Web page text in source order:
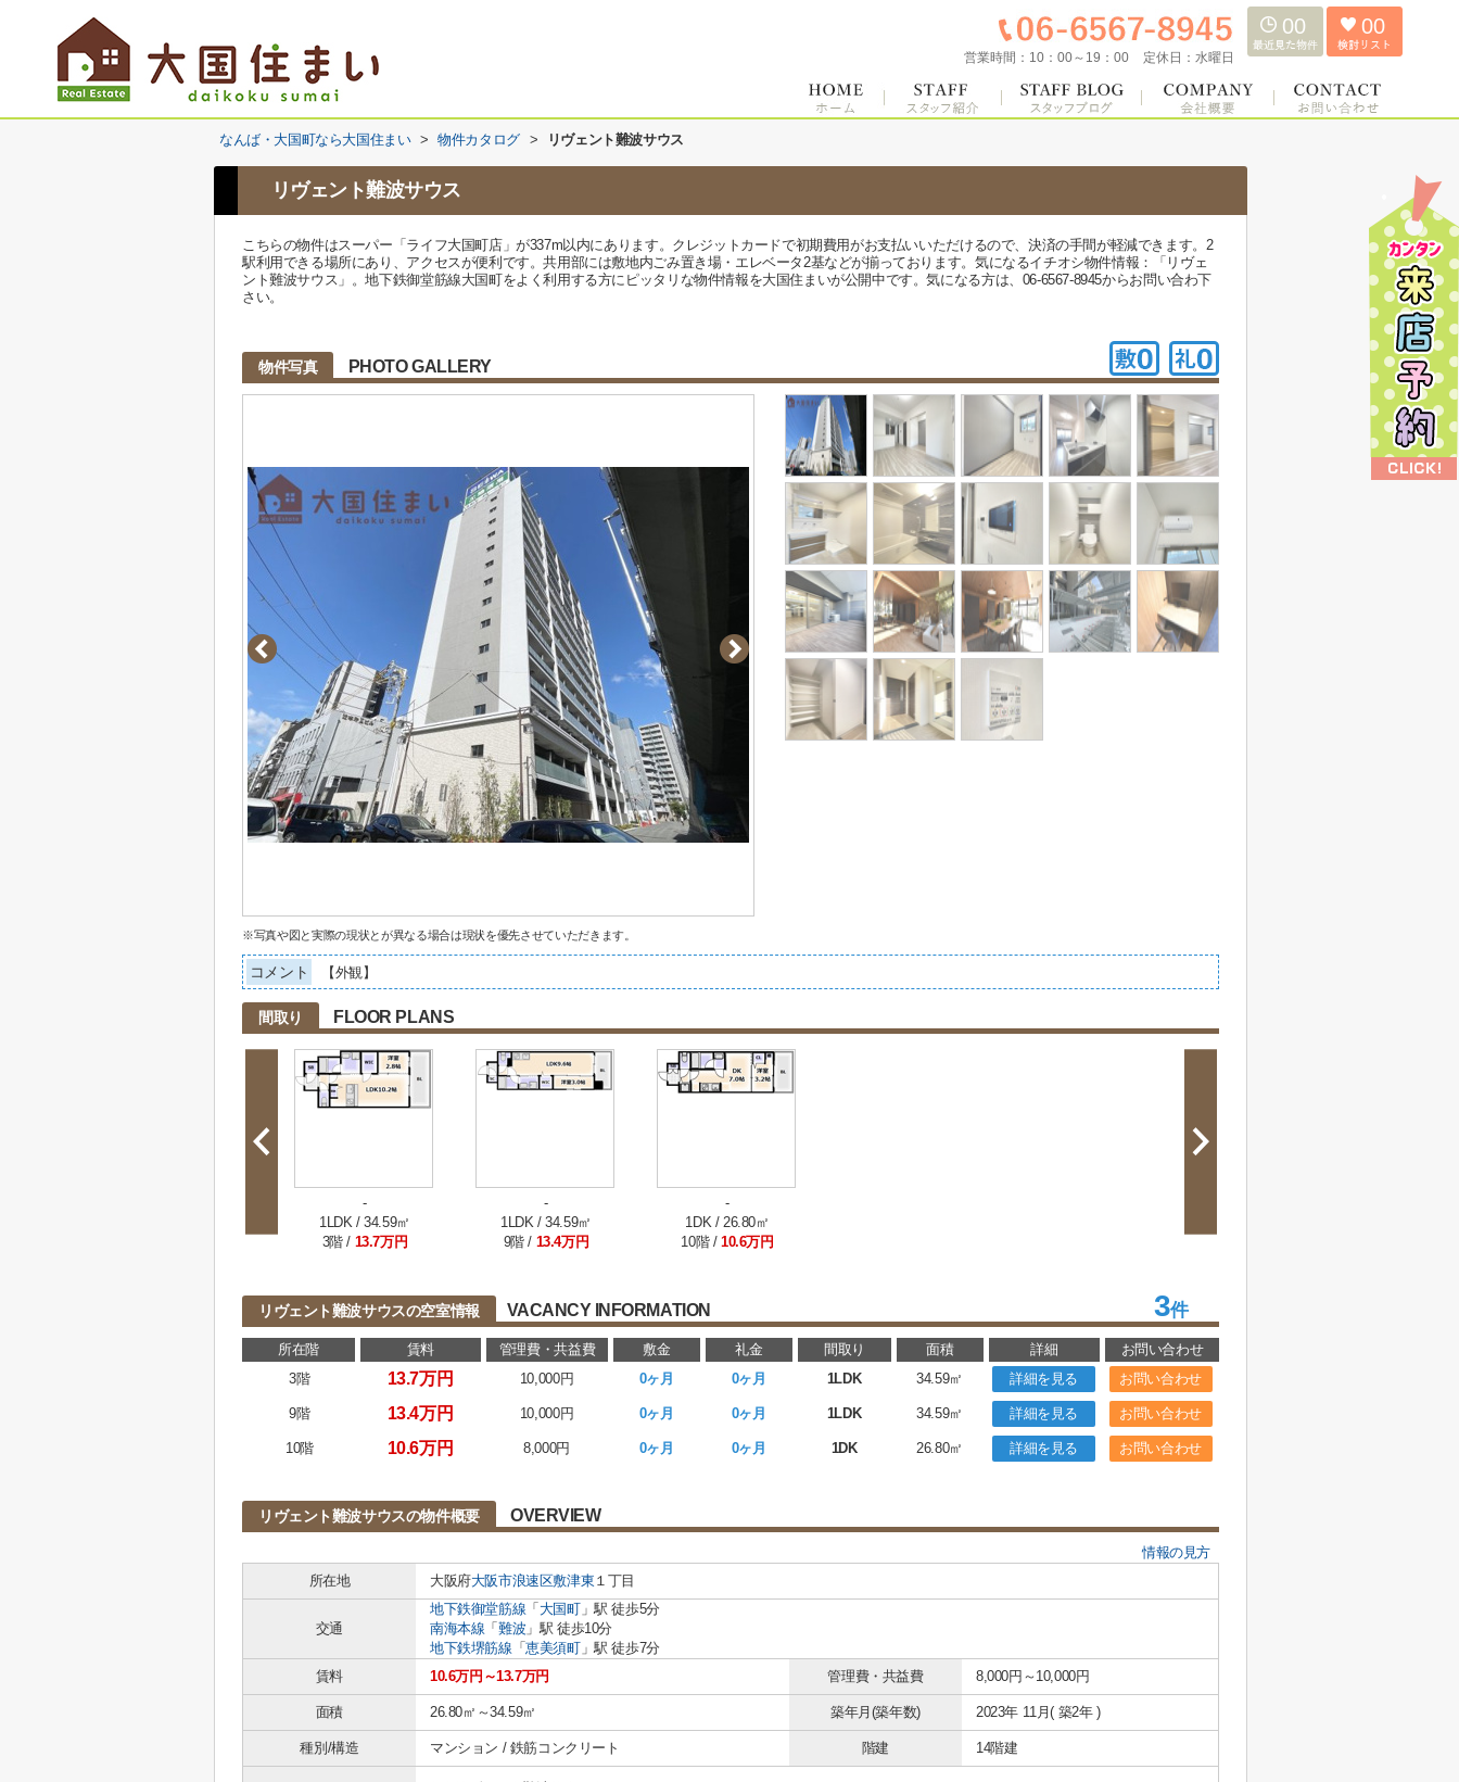
営業時間： 10：00～19：00 定休日： 水曜日
00 00
なんば・大国町なら大国住まい > 物件カタログ > リヴェント難波サウス
リヴェント難波サウス
こちらの物件はスーパー「ライフ大国町店」が337m以内にあります。クレジットカードで初期費用がお支払いいただけるので、決済の手間が軽減できます。2
駅利用できる場所にあり、アクセスが便利です。共用部には敷地内ごみ置き場・エレベータ2基などが揃っております。気になるイチオシ物件情報：「リヴェ
ント難波サウス」。地下鉄御堂筋線大国町をよく利用する方にピッタリな物件情報を大国住まいが公開中です。気になる方は、06-6567-8945からお問い合わ下
さい。
物件写真 PHOTO GALLERY
※写真や図と実際の現状とが異なる場合は現状を優先させていただきます。
コメント 【外観】
間取り FLOOR PLANS
-
1LDK / 34.59㎡
3階 / 13.7万円
-
1LDK / 34.59㎡
9階 / 13.4万円
-
1DK / 26.80㎡
10階 / 10.6万円
リヴェント難波サウスの空室情報 VACANCY INFORMATION 3件
所在階 賃料 管理費・共益費 敷金 礼金 間取り 面積 詳細
お問い合わせ
3階
13.7万円 10,000円 0ヶ月 0ヶ月 1LDK 34.59㎡ 詳細を見る お問い合わせ
9階 13.4万円 10,000円 0ヶ月 0ヶ月 1LDK 34.59㎡ 詳細を見る お問い合わせ
10階 10.6万円 8,000円 0ヶ月 0ヶ月 1DK 26.80㎡ 詳細を見る お問い合わせ
リヴェント難波サウスの物件概要 OVERVIEW
情報の見方
所在地
大阪府大阪市浪速区敷津東 １丁目
交通
地下鉄御堂筋線 「 大国町」駅 徒歩5分
南海本線 「難波 」駅 徒歩10分
地下鉄堺筋線 「恵美須町」駅 徒歩7分
賃料
10.6万円～13.7万円 管理費・共益費 8,000円～10,000円
面積 26.80㎡～34.59㎡ 築年月(築年数) 2023年 11月( 築2年 )
種別/構造 マンション / 鉄筋コンクリート 階建 14階建